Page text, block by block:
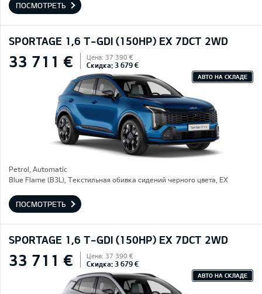
ПОСМОТРЕТЬ
SPORTAGE 1,6 T-GDI (150HP) EX 7DCT 2WD
33 711 € Цена: 37 390 €
Скидка: 3 679 €
АВТО НА СКЛАДЕ
Petrol, Automatic
Blue Flame (B3L), Текстильная обивка сидений черного цвета, EX
ПОСМОТРЕТЬ
SPORTAGE 1,6 T-GDI (150HP) EX 7DCT 2WD
33 711 € Цена: 37 390 €
Скидка: 3 679 €
АВТО НА СКЛАДЕ